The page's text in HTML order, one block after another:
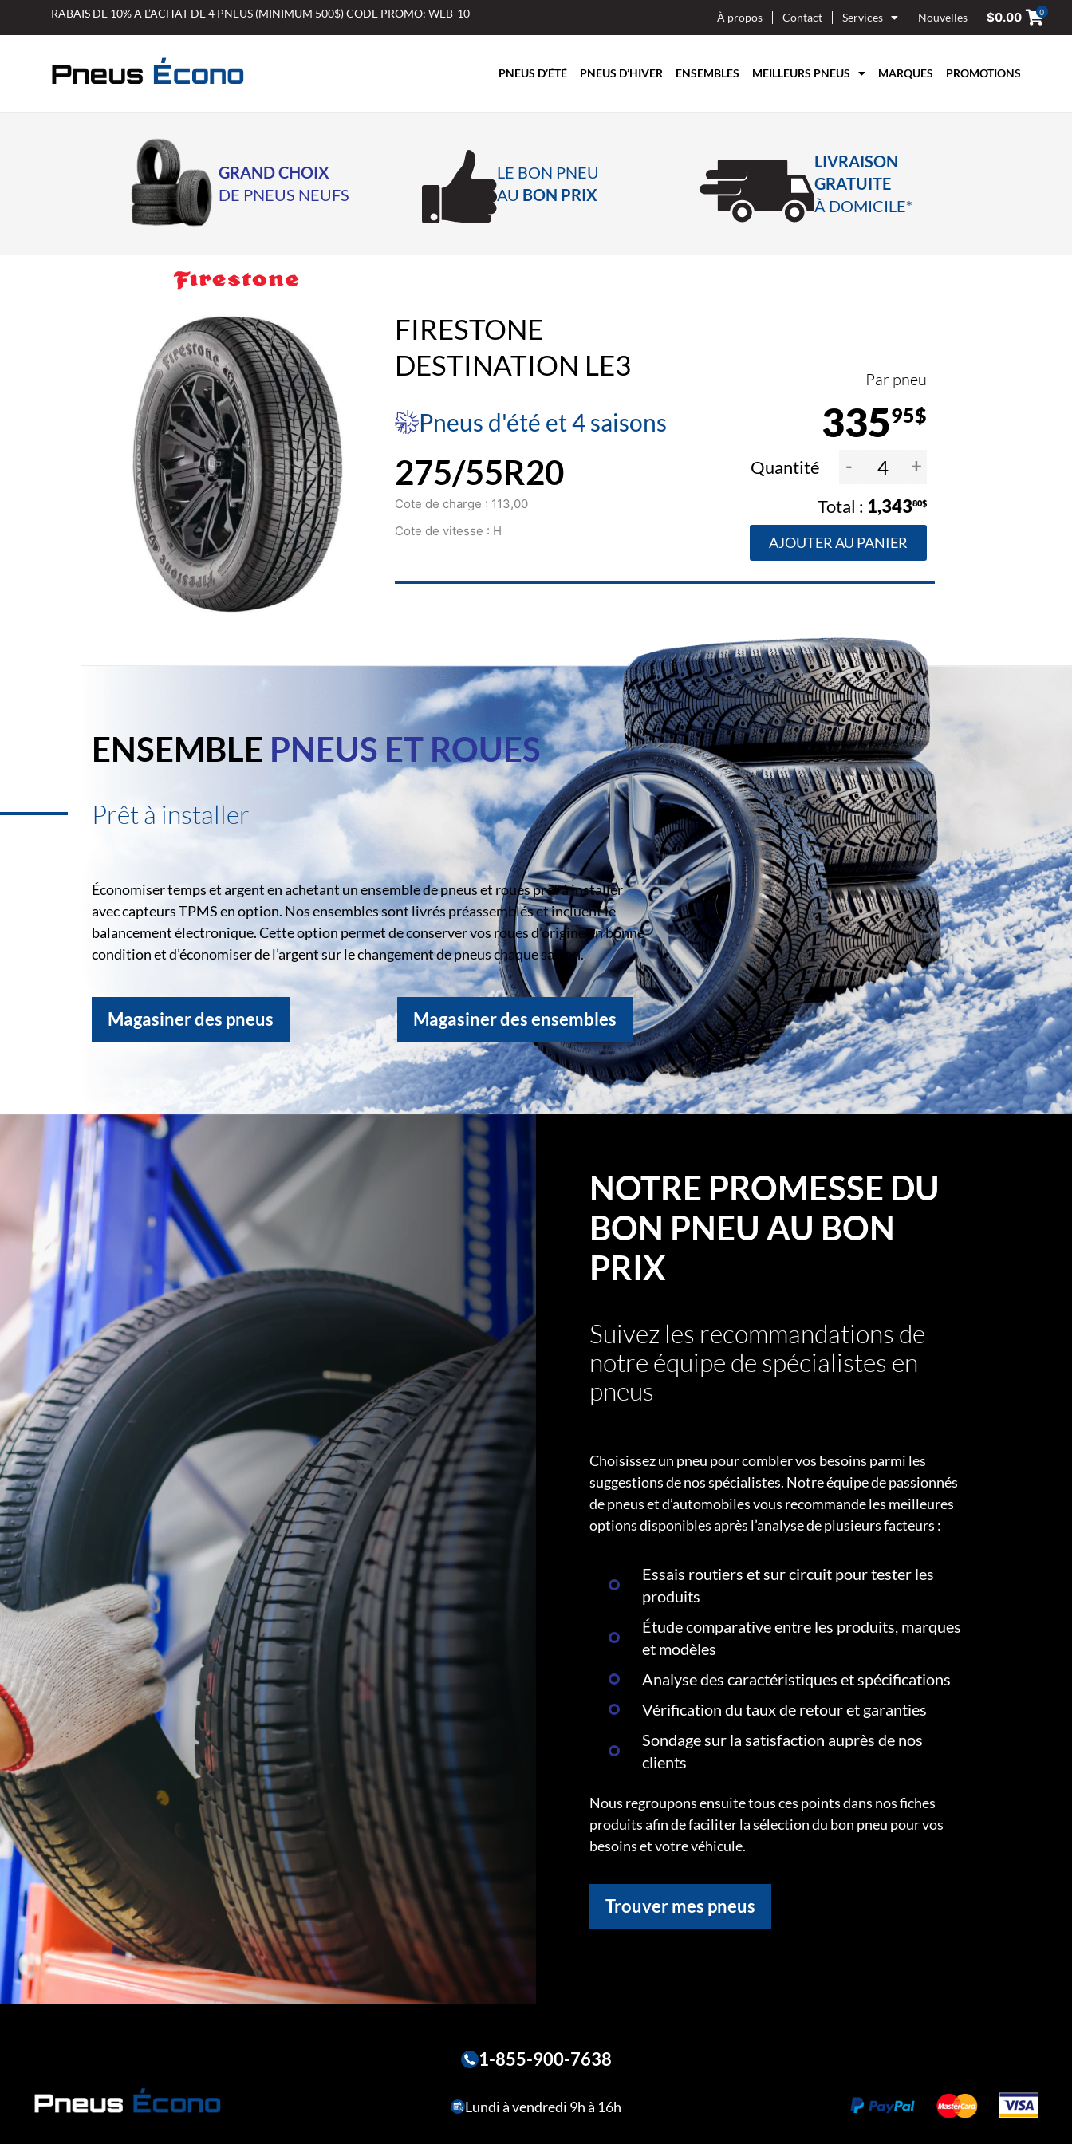
RABAIS DE 10% A L’ACHAT DE 4 PNEUS (MINIMUM 500$) CODE PROMO: WEB-10 À propos Contact Services Nouvelles $0.00 0
PNEUS D’ÉTÉ PNEUS D’HIVER ENSEMBLES MEILLEURS PNEUS MARQUES PROMOTIONS
GRAND CHOIX
DE PNEUS NEUFS
LE BON PNEU
AU BON PRIX
LIVRAISON
GRATUITE
À DOMICILE*
FIRESTONE
DESTINATION LE3
Pneus d'été et 4 saisons
Par pneu
33595$
275/55R20
Cote de charge : 113,00
Cote de vitesse : H
Quantité - +
1,34380$
AJOUTER AU PANIER
ENSEMBLE PNEUS ET ROUES
Prêt à installer
Économiser temps et argent en achetant un ensemble de pneus et roues prêt à installer
avec capteurs TPMS en option. Nos ensembles sont livrés préassemblés et incluent le
balancement électronique. Cette option permet de conserver vos roues d’origine en bonne
condition et d’économiser de l’argent sur le changement de pneus chaque saison.
Magasiner des pneus Magasiner des ensembles
NOTRE PROMESSE DU
BON PNEU AU BON
PRIX
Suivez les recommandations de
notre équipe de spécialistes en
pneus
Choisissez un pneu pour combler vos besoins parmi les
suggestions de nos spécialistes. Notre équipe de passionnés
de pneus et d’automobiles vous recommande les meilleures
options disponibles après l’analyse de plusieurs facteurs :
Essais routiers et sur circuit pour tester les
produits
Étude comparative entre les produits, marques
et modèles
Analyse des caractéristiques et spécifications
Vérification du taux de retour et garanties
Sondage sur la satisfaction auprès de nos
clients
Nous regroupons ensuite tous ces points dans nos fiches
produits afin de faciliter la sélection du bon pneu pour vos
besoins et votre véhicule.
Trouver mes pneus
1-855-900-7638
Lundi à vendredi 9h à 16h